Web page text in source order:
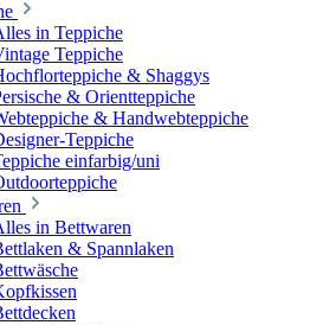
in Teppiche
Teppiche
& Shaggys
& Orientteppiche
& Handwebteppiche
Teppiche
einfarbig/uni
in Bettwaren
& Spannlaken